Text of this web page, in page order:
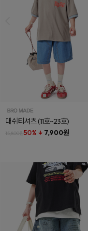
대쉬티셔츠(11호~23호)
15,800원50% ↓ 7,900원